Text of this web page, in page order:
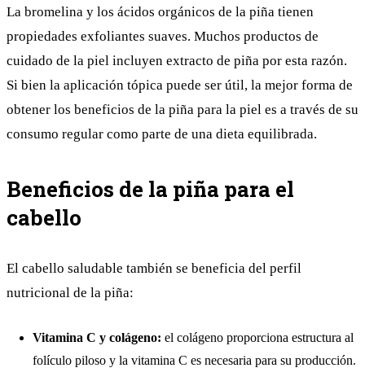
La bromelina y los ácidos orgánicos de la piña tienen
propiedades exfoliantes suaves. Muchos productos de
cuidado de la piel incluyen extracto de piña por esta razón.
Si bien la aplicación tópica puede ser útil, la mejor forma de
obtener los beneficios de la piña para la piel es a través de su
consumo regular como parte de una dieta equilibrada.
Beneficios de la piña para el
cabello
El cabello saludable también se beneficia del perfil
nutricional de la piña:
Vitamina C y colágeno: el colágeno proporciona estructura al
folículo piloso y la vitamina C es necesaria para su producción.